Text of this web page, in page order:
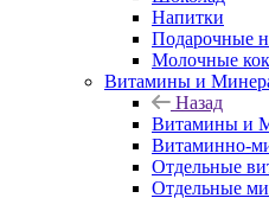
Напитки
Подарочные
Молочные
Витамины и
Назад
Витамины и
Витаминно-
Отдельные
Отдельные